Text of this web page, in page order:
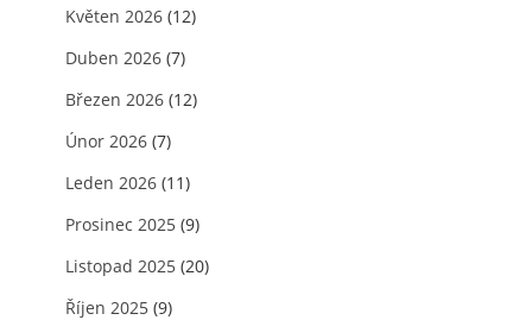
Květen 2026 (12)
Duben 2026 (7)
Březen 2026 (12)
Únor 2026 (7)
Leden 2026 (11)
Prosinec 2025 (9)
Listopad 2025 (20)
Říjen 2025 (9)